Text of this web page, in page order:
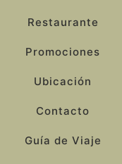
Restaurante
Promociones
Ubicación
Contacto
Guía de Viaje